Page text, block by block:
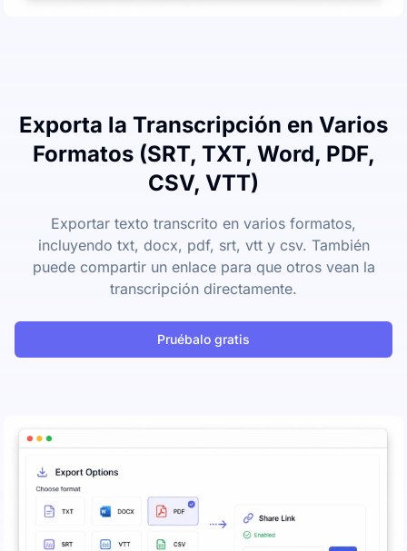
Exporta la Transcripción en Varios
Formatos (SRT, TXT, Word, PDF,
CSV, VTT)
Exportar texto transcrito en varios formatos,
incluyendo txt, docx, pdf, srt, vtt y csv. También
puede compartir un enlace para que otros vean la
transcripción directamente.
Pruébalo gratis